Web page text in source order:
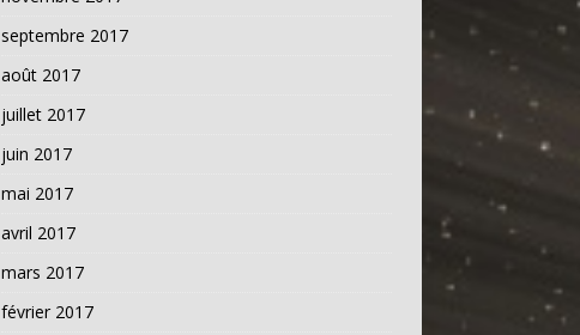
septembre 2017
août 2017
juillet 2017
juin 2017
mai 2017
avril 2017
mars 2017
février 2017